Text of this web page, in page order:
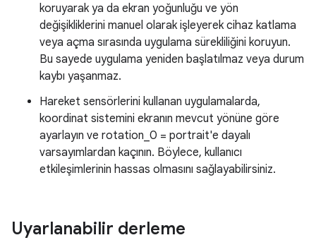
koruyarak ya da ekran yoğunluğu ve yön
değişikliklerini manuel olarak işleyerek cihaz katlama
veya açma sırasında uygulama sürekliliğini koruyun.
Bu sayede uygulama yeniden başlatılmaz veya durum
kaybı yaşanmaz.
Hareket sensörlerini kullanan uygulamalarda,
koordinat sistemini ekranın mevcut yönüne göre
ayarlayın ve rotation_0 = portrait'e dayalı
varsayımlardan kaçının. Böylece, kullanıcı
etkileşimlerinin hassas olmasını sağlayabilirsiniz.
Uyarlanabilir derleme